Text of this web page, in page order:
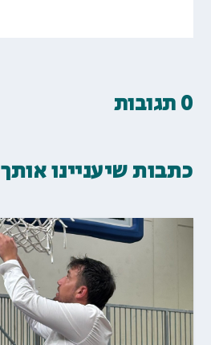
0 תגובות
כתבות שיעניינו אותך